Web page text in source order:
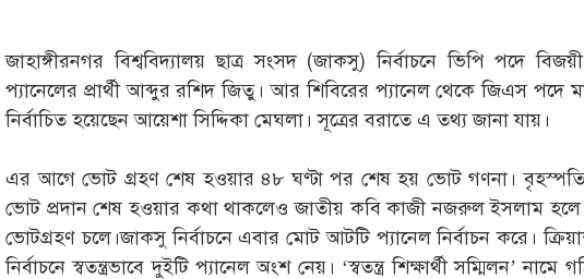
জাহাঙ্গীরনগর বিশ্ববিদ্যালয় ছাত্র সংসদ (জাকসু) নির্বাচনে ভিপি পদে বিজয়ী
প্যানেলের প্রার্থী আব্দুর রশিদ জিতু। আর শিবিরের প্যানেল থেকে জিএস
নির্বাচিত হয়েছেন আয়েশা সিদ্দিকা মেঘলা। সূত্রের বরাতে এ তথ্য জানা যায়।
এর আগে ভোট গ্রহণ শেষ হওয়ার ৪৮ ঘণ্টা পর শেষ হয় ভোট গণনা।
ভোট প্রদান শেষ হওয়ার কথা থাকলেও জাতীয় কবি কাজী নজরুল ইসলাম হলে
ভোটগ্রহণ চলে।জাকসু নির্বাচনে এবার মোট আটটি প্যানেল নির্বাচন করে।
নির্বাচনে স্বতন্ত্রভাবে দুইটি প্যানেল অংশ নেয়। ‘স্বতন্ত্র শিক্ষার্থী সম্মিলন’ নামে